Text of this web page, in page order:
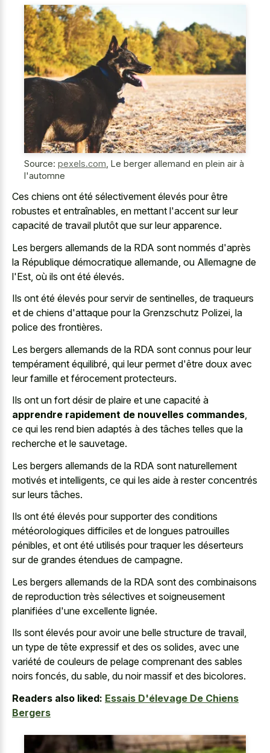
Source: pexels.com Le berger allemand en plein air à
l'automne
Ces chiens ont été sélectivement élevés pour être
robustes et entraînables, en mettant l'accent sur leur
capacité de travail plutôt que sur leur apparence.
Les bergers allemands de la RDA sont nommés d'après
la République démocratique allemande, ou Allemagne de
l'Est, où ils ont été élevés.
Ils ont été élevés pour servir de sentinelles, de traqueurs
et de chiens d'attaque pour la Grenzschutz Polizei, la
police des frontières.
Les bergers allemands de la RDA sont connus pour leur
tempérament équilibré, qui leur permet d'être doux avec
leur famille et férocement protecteurs.
Ils ont un fort désir de plaire et une capacité à
apprendre rapidement de nouvelles commandes,
ce qui les rend bien adaptés à des tâches telles que la
recherche et le sauvetage.
Les bergers allemands de la RDA sont naturellement
motivés et intelligents, ce qui les aide à rester concentrés
sur leurs tâches.
Ils ont été élevés pour supporter des conditions
météorologiques difficiles et de longues patrouilles
pénibles, et ont été utilisés pour traquer les déserteurs
sur de grandes étendues de campagne.
Les bergers allemands de la RDA sont des combinaisons
de reproduction très sélectives et soigneusement
planifiées d'une excellente lignée.
Ils sont élevés pour avoir une belle structure de travail,
un type de tête expressif et des os solides, avec une
variété de couleurs de pelage comprenant des sables
noirs foncés, du sable, du noir massif et des bicolores.
Readers also liked: Essais D'élevage De Chiens
Bergers